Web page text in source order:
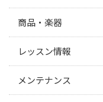
商品・楽器
レッスン情報
メンテナンス